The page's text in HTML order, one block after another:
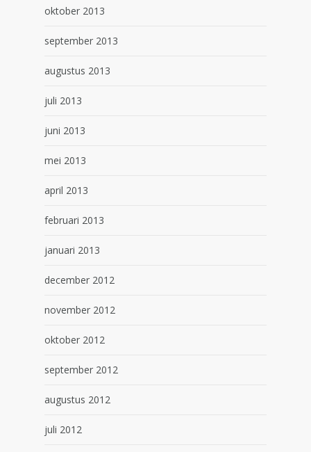
oktober 2013
september 2013
augustus 2013
juli 2013
juni 2013
mei 2013
april 2013
februari 2013
januari 2013
december 2012
november 2012
oktober 2012
september 2012
augustus 2012
juli 2012